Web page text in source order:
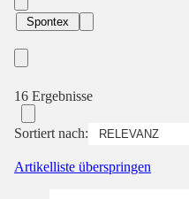
Spontex
16 Ergebnisse
Sortiert nach:
Artikelliste überspringen